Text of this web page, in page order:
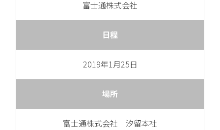
富士通株式会社
日程
2019年1月25日
場所
富士通株式会社 汐留本社